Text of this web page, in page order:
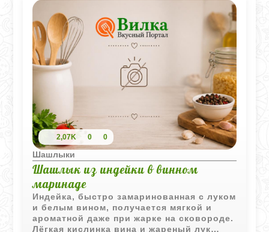
Если собираетесь на природу,
обязательно попробуйте приготовить
баранину именно так. Главное правило -
не торопиться и дать мясу как следует
промариноваться, тогда результат
превзойдет все ожидания.
2,07K 0 0
Шашлыки
Шашлык из индейки в винном
маринаде
Индейка, быстро замаринованная с луком
и белым вином, получается мягкой и
ароматной даже при жарке на сковороде.
Лёгкая кислинка вина и жареный лук